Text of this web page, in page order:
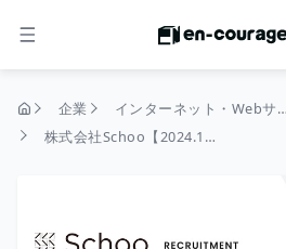
メニュー
企業
インターネット・Webサービス
株式会社Schoo【2024.10グロース市場上場！社会人教育/地方創生/高等教育DX/新規事業多数】